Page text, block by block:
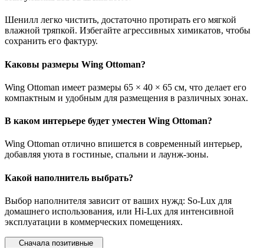
Шенилл легко чистить, достаточно протирать его мягкой
влажной тряпкой. Избегайте агрессивных химикатов, чтобы
сохранить его фактуру.
Каковы размеры Wing Ottoman?
Wing Ottoman имеет размеры 65 × 40 × 65 см, что делает его
компактным и удобным для размещения в различных зонах.
В каком интерьере будет уместен Wing Ottoman?
Wing Ottoman отлично впишется в современный интерьер,
добавляя уюта в гостиные, спальни и лаунж-зоны.
Какой наполнитель выбрать?
Выбор наполнителя зависит от ваших нужд: So-Lux для
домашнего использования, или Hi-Lux для интенсивной
эксплуатации в коммерческих помещениях.
Сначала позитивные